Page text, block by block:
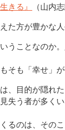
きる』
（山内
た方が豊かな
うことなの
そも「幸せ」
、目的が隠れ
失う者が多く
るのは、その